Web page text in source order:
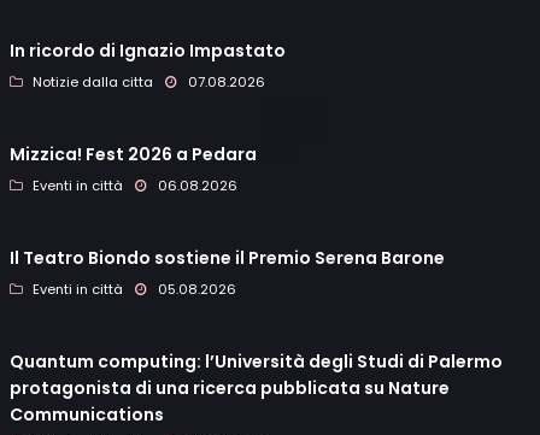
In ricordo di Ignazio Impastato
Notizie dalla citta 07.08.2026
Mizzica! Fest 2026 a Pedara
Eventi in città 06.08.2026
Il Teatro Biondo sostiene il Premio Serena Barone
Eventi in città 05.08.2026
Quantum computing: l’Università degli Studi di Palermo
protagonista di una ricerca pubblicata su Nature
Communications